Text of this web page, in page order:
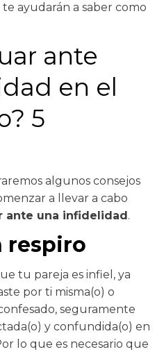
ayudarán a saber como
ante
en el
5
algunos consejos
a llevar a cabo
ante una infidelidad.
respiro
tu pareja es infiel, ya
por ti misma(o) o
seguramente
y confundida(o) en
lo que es necesario que